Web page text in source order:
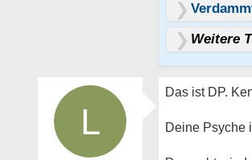
Weitere
L
Das ist DP.
Deine Psyche